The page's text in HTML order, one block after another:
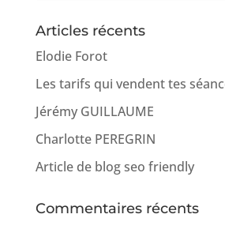
Articles récents
Elodie Forot
Les tarifs qui vendent tes
Jérémy GUILLAUME
Charlotte PEREGRIN
Article de blog seo friendly
Commentaires récents